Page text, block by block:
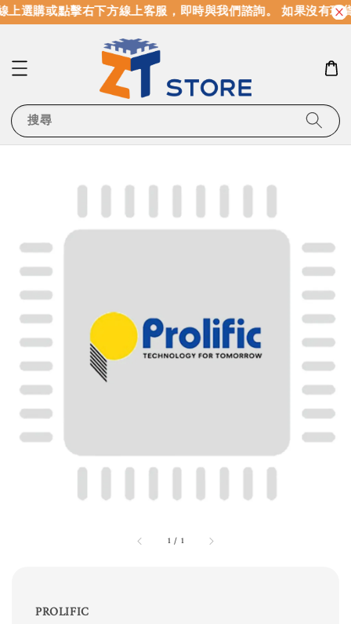
選購或點擊右下方線上客服，即時與我們諮詢。 如果沒有現
搜尋
1 / 1
PROLIFIC